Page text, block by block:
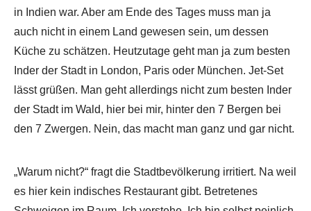
in Indien war. Aber am Ende des Tages muss man ja
auch nicht in einem Land gewesen sein, um dessen
Küche zu schätzen. Heutzutage geht man ja zum besten
Inder der Stadt in London, Paris oder München. Jet-Set
lässt grüßen. Man geht allerdings nicht zum besten Inder
der Stadt im Wald, hier bei mir, hinter den 7 Bergen bei
den 7 Zwergen. Nein, das macht man ganz und gar nicht.
„Warum nicht?“ fragt die Stadtbevölkerung irritiert. Na weil
es hier kein indisches Restaurant gibt. Betretenes